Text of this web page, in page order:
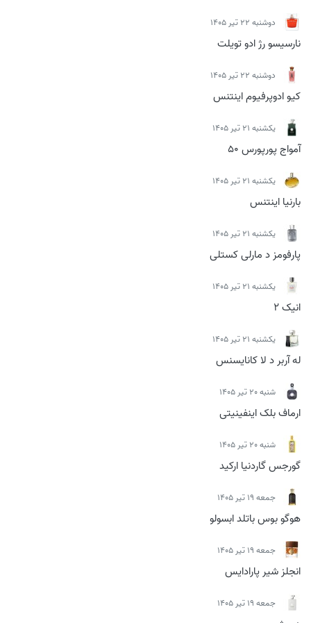
دوشنبه 22 تیر 1405
نارسیسو رژ ادو تویلت
دوشنبه 22 تیر 1405
کیو ادوپرفیوم اینتنس
يكشنبه 21 تیر 1405
آمواج پورپورس 50
يكشنبه 21 تیر 1405
بارنیا اینتنس
يكشنبه 21 تیر 1405
پارفومز د مارلی کستلی
يكشنبه 21 تیر 1405
انیک 2
يكشنبه 21 تیر 1405
له آربر د لا کانایسنس
شنبه 20 تیر 1405
ارماف بلک اینفینیتی
شنبه 20 تیر 1405
گورجس گاردنیا ارکید
جمعه 19 تیر 1405
هوگو بوس باتلد ابسولو
جمعه 19 تیر 1405
انجلز شیر پارادایس
جمعه 19 تیر 1405